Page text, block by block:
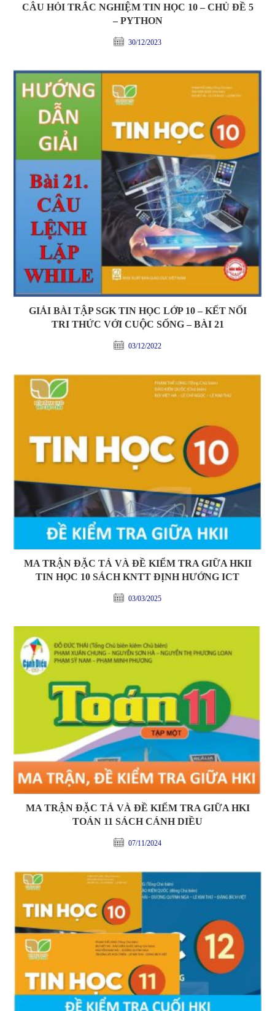
CÂU HỎI TRẮC NGHIỆM TIN HỌC 10 – CHỦ ĐỀ 5
– PYTHON
30/12/2023
GIẢI BÀI TẬP SGK TIN HỌC LỚP 10 – KẾT NỐI
TRI THỨC VỚI CUỘC SỐNG – BÀI 21
03/12/2022
MA TRẬN ĐẶC TẢ VÀ ĐỀ KIỂM TRA GIỮA HKII
TIN HỌC 10 SÁCH KNTT ĐỊNH HƯỚNG ICT
03/03/2025
MA TRẬN ĐẶC TẢ VÀ ĐỀ KIỂM TRA GIỮA HKI
TOÁN 11 SÁCH CÁNH DIỀU
07/11/2024